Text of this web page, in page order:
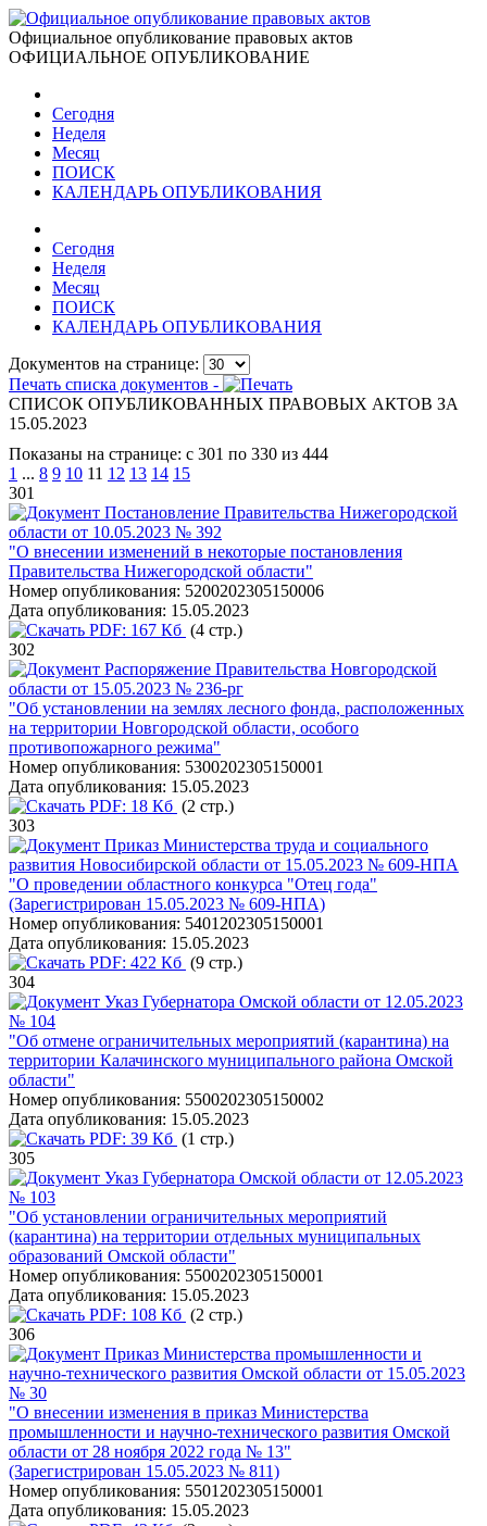
Официальное опубликование правовых актов
ОФИЦИАЛЬНОЕ ОПУБЛИКОВАНИЕ
Сегодня
Неделя
Месяц
ПОИСК
КАЛЕНДАРЬ ОПУБЛИКОВАНИЯ
Сегодня
Неделя
Месяц
ПОИСК
КАЛЕНДАРЬ ОПУБЛИКОВАНИЯ
Документов на странице:
Печать списка документов -
СПИСОК ОПУБЛИКОВАННЫХ ПРАВОВЫХ АКТОВ ЗА
15.05.2023
Показаны на странице: с 301 по 330 из 444
1 ... 8 9 10 11 12 13 14 15
301
Постановление Правительства Нижегородской
области от 10.05.2023 № 392
"О внесении изменений в некоторые постановления
Правительства Нижегородской области"
Номер опубликования: 5200202305150006
Дата опубликования: 15.05.2023
PDF: 167 Кб (4 стр.)
302
Распоряжение Правительства Новгородской
области от 15.05.2023 № 236-рг
"Об установлении на землях лесного фонда, расположенных
на территории Новгородской области, особого
противопожарного режима"
Номер опубликования: 5300202305150001
Дата опубликования: 15.05.2023
PDF: 18 Кб (2 стр.)
303
Приказ Министерства труда и социального
развития Новосибирской области от 15.05.2023 № 609-НПА
"О проведении областного конкурса "Отец года"
(Зарегистрирован 15.05.2023 № 609-НПА)
Номер опубликования: 5401202305150001
Дата опубликования: 15.05.2023
PDF: 422 Кб (9 стр.)
304
Указ Губернатора Омской области от 12.05.2023
№ 104
"Об отмене ограничительных мероприятий (карантина) на
территории Калачинского муниципального района Омской
области"
Номер опубликования: 5500202305150002
Дата опубликования: 15.05.2023
PDF: 39 Кб (1 стр.)
305
Указ Губернатора Омской области от 12.05.2023
№ 103
"Об установлении ограничительных мероприятий
(карантина) на территории отдельных муниципальных
образований Омской области"
Номер опубликования: 5500202305150001
Дата опубликования: 15.05.2023
PDF: 108 Кб (2 стр.)
306
Приказ Министерства промышленности и
научно-технического развития Омской области от 15.05.2023
№ 30
"О внесении изменения в приказ Министерства
промышленности и научно-технического развития Омской
области от 28 ноября 2022 года № 13"
(Зарегистрирован 15.05.2023 № 811)
Номер опубликования: 5501202305150001
Дата опубликования: 15.05.2023